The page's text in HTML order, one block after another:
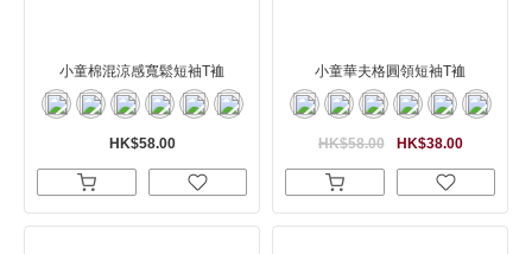
小童棉混涼感寬鬆短袖T裇
HK$58.00
小童華夫格圓領短袖T裇
HK$38.00
HK$58.00